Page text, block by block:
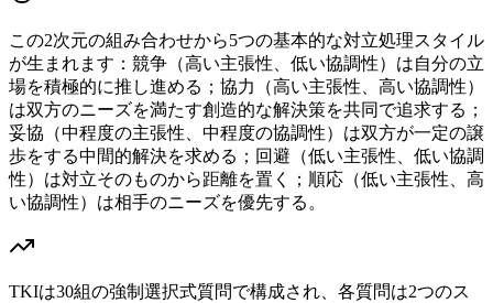
この2次元の組み合わせから5つの基本的な対立処理スタイル
が生まれます：競争（高い主張性、低い協調性）は自分の立
場を積極的に推し進める；協力（高い主張性、高い協調性）
は双方のニーズを満たす創造的な解決策を共同で追求する；
妥協（中程度の主張性、中程度の協調性）は双方が一定の譲
歩をする中間的解決を求める；回避（低い主張性、低い協調
性）は対立そのものから距離を置く；順応（低い主張性、高
い協調性）は相手のニーズを優先する。
TKIは30組の強制選択式質問で構成され、各質問は2つのス